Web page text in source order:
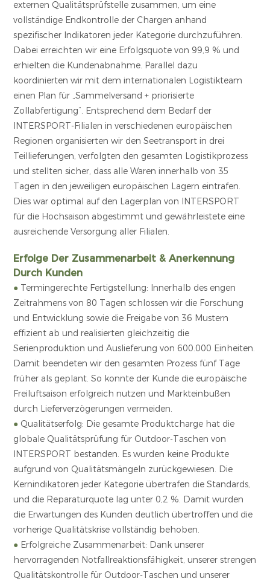
externen Qualitätsprüfstelle zusammen, um eine
vollständige Endkontrolle der Chargen anhand
spezifischer Indikatoren jeder Kategorie durchzuführen.
Dabei erreichten wir eine Erfolgsquote von 99,9 % und
erhielten die Kundenabnahme. Parallel dazu
koordinierten wir mit dem internationalen Logistikteam
einen Plan für „Sammelversand + priorisierte
Zollabfertigung“. Entsprechend dem Bedarf der
INTERSPORT-Filialen in verschiedenen europäischen
Regionen organisierten wir den Seetransport in drei
Teillieferungen, verfolgten den gesamten Logistikprozess
und stellten sicher, dass alle Waren innerhalb von 35
Tagen in den jeweiligen europäischen Lagern eintrafen.
Dies war optimal auf den Lagerplan von INTERSPORT
für die Hochsaison abgestimmt und gewährleistete eine
ausreichende Versorgung aller Filialen.
Erfolge Der Zusammenarbeit & Anerkennung
Durch Kunden
●Termingerechte Fertigstellung: Innerhalb des engen
Zeitrahmens von 80 Tagen schlossen wir die Forschung
und Entwicklung sowie die Freigabe von 36 Mustern
effizient ab und realisierten gleichzeitig die
Serienproduktion und Auslieferung von 600.000 Einheiten.
Damit beendeten wir den gesamten Prozess fünf Tage
früher als geplant. So konnte der Kunde die europäische
Freiluftsaison erfolgreich nutzen und Markteinbußen
durch Lieferverzögerungen vermeiden.
●Qualitätserfolg: Die gesamte Produktcharge hat die
globale Qualitätsprüfung für Outdoor-Taschen von
INTERSPORT bestanden. Es wurden keine Produkte
aufgrund von Qualitätsmängeln zurückgewiesen. Die
Kernindikatoren jeder Kategorie übertrafen die Standards,
und die Reparaturquote lag unter 0,2 %. Damit wurden
die Erwartungen des Kunden deutlich übertroffen und die
vorherige Qualitätskrise vollständig behoben.
●Erfolgreiche Zusammenarbeit: Dank unserer
hervorragenden Notfallreaktionsfähigkeit, unserer strengen
Qualitätskontrolle für Outdoor-Taschen und unserer